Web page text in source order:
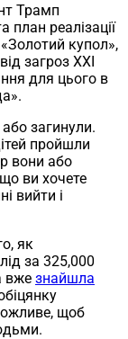
Трамп
план реалізації
купол»,
загроз XXI
для цього в
загинули.
пройшли
вони або
ви хочете
вийти і
як
за 325,000
вже знайшла
щоб